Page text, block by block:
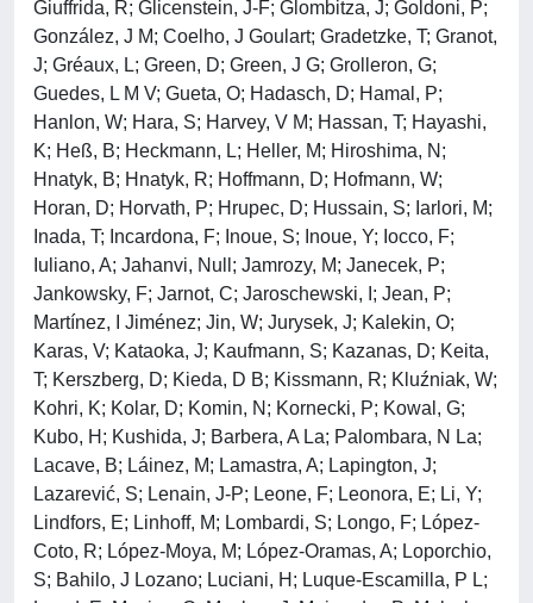
Giuffrida, R; Glicenstein, J-F; Glombitza, J; Goldoni, P;
González, J M; Coelho, J Goulart; Gradetzke, T; Granot,
J; Gréaux, L; Green, D; Green, J G; Grolleron, G;
Guedes, L M V; Gueta, O; Hadasch, D; Hamal, P;
Hanlon, W; Hara, S; Harvey, V M; Hassan, T; Hayashi,
K; Heß, B; Heckmann, L; Heller, M; Hiroshima, N;
Hnatyk, B; Hnatyk, R; Hoffmann, D; Hofmann, W;
Horan, D; Horvath, P; Hrupec, D; Hussain, S; Iarlori, M;
Inada, T; Incardona, F; Inoue, S; Inoue, Y; Iocco, F;
Iuliano, A; Jahanvi, Null; Jamrozy, M; Janecek, P;
Jankowsky, F; Jarnot, C; Jaroschewski, I; Jean, P;
Martínez, I Jiménez; Jin, W; Jurysek, J; Kalekin, O;
Karas, V; Kataoka, J; Kaufmann, S; Kazanas, D; Keita,
T; Kerszberg, D; Kieda, D B; Kissmann, R; Kluźniak, W;
Kohri, K; Kolar, D; Komin, N; Kornecki, P; Kowal, G;
Kubo, H; Kushida, J; Barbera, A La; Palombara, N La;
Lacave, B; Láinez, M; Lamastra, A; Lapington, J;
Lazarević, S; Lenain, J-P; Leone, F; Leonora, E; Li, Y;
Lindfors, E; Linhoff, M; Lombardi, S; Longo, F; López-
Coto, R; López-Moya, M; López-Oramas, A; Loporchio,
S; Bahilo, J Lozano; Luciani, H; Luque-Escamilla, P L;